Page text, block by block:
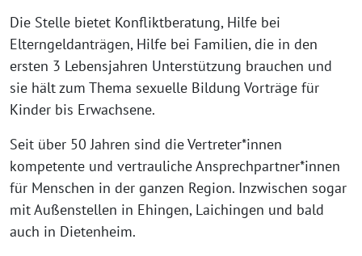
Die Stelle bietet Konfliktberatung, Hilfe bei
Elterngeldanträgen, Hilfe bei Familien, die in den
ersten 3 Lebensjahren Unterstützung brauchen und
sie hält zum Thema sexuelle Bildung Vorträge für
Kinder bis Erwachsene.
Seit über 50 Jahren sind die Vertreter*innen
kompetente und vertrauliche Ansprechpartner*innen
für Menschen in der ganzen Region. Inzwischen sogar
mit Außenstellen in Ehingen, Laichingen und bald
auch in Dietenheim.